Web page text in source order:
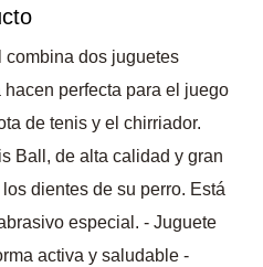
dos juguetes
perfecta para el juego
de tenis y el chirriador.
Ball, de alta calidad y gran
dientes de su perro. Está
especial. - Juguete
activa y saludable -